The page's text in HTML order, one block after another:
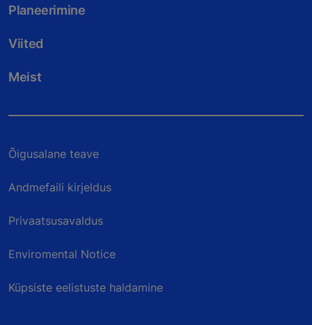
Planeerimine
Viited
Meist
Õigusalane teave
Andmefaili kirjeldus
Privaatsusavaldus
Enviromental Notice
Küpsiste eelistuste haldamine